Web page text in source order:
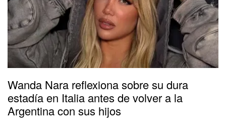
Wanda Nara reflexiona sobre su dura
estadía en Italia antes de volver a la
Argentina con sus hijos